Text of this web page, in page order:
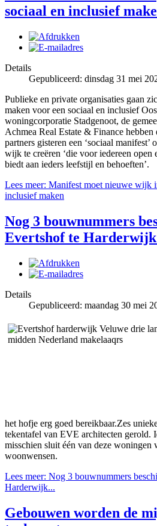
sociaal en inclusief
Details
Gepubliceerd: dinsdag 31 mei
Publieke en private organisaties gaan
maken voor een sociaal en inclusief
woningcorporatie Stadgenoot, de
Achmea Real Estate & Finance hebben
partners gisteren een ‘sociaal manifest’
wijk te creëren ‘die voor iedereen
biedt aan ieders leefstijl en behoeften’.
Lees meer: Manifest moet nieuwe wijk
inclusief maken
Nog 3 bouwnummers
Evertshof te
Details
Gepubliceerd: maandag 30 mei
het hofje erg goed bereikbaar.Zes
tekentafel van EVE architecten gerold.
misschien sluit één van deze woningen
woonwensen.
Lees meer: Nog 3 bouwnummers
Harderwijk...
Gebouwen worden de